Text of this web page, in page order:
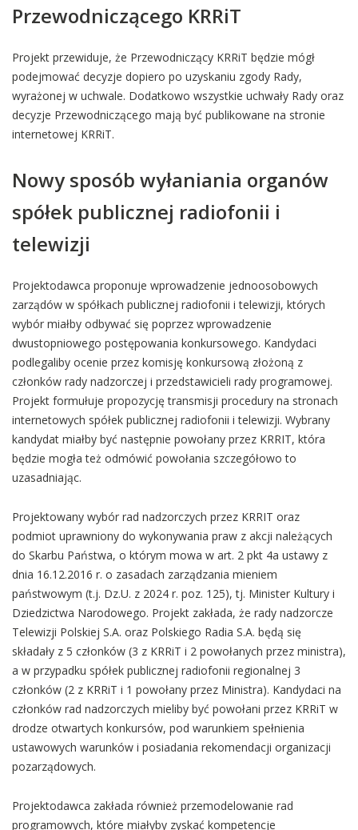
Przewodniczącego KRRiT
Projekt przewiduje, że Przewodniczący KRRiT będzie mógł
podejmować decyzje dopiero po uzyskaniu zgody Rady,
wyrażonej w uchwale. Dodatkowo wszystkie uchwały Rady oraz
decyzje Przewodniczącego mają być publikowane na stronie
internetowej KRRiT.
Nowy sposób wyłaniania organów
spółek publicznej radiofonii i
telewizji
Projektodawca proponuje wprowadzenie jednoosobowych
zarządów w spółkach publicznej radiofonii i telewizji, których
wybór miałby odbywać się poprzez wprowadzenie
dwustopniowego postępowania konkursowego. Kandydaci
podlegaliby ocenie przez komisję konkursową złożoną z
członków rady nadzorczej i przedstawicieli rady programowej.
Projekt formułuje propozycję transmisji procedury na stronach
internetowych spółek publicznej radiofonii i telewizji. Wybrany
kandydat miałby być następnie powołany przez KRRIT, która
będzie mogła też odmówić powołania szczegółowo to
uzasadniając.
Projektowany wybór rad nadzorczych przez KRRIT oraz
podmiot uprawniony do wykonywania praw z akcji należących
do Skarbu Państwa, o którym mowa w art. 2 pkt 4a ustawy z
dnia 16.12.2016 r. o zasadach zarządzania mieniem
państwowym (t.j. Dz.U. z 2024 r. poz. 125), tj. Minister Kultury i
Dziedzictwa Narodowego. Projekt zakłada, że rady nadzorcze
Telewizji Polskiej S.A. oraz Polskiego Radia S.A. będą się
składały z 5 członków (3 z KRRiT i 2 powołanych przez ministra),
a w przypadku spółek publicznej radiofonii regionalnej 3
członków (2 z KRRiT i 1 powołany przez Ministra). Kandydaci na
członków rad nadzorczych mieliby być powołani przez KRRiT w
drodze otwartych konkursów, pod warunkiem spełnienia
ustawowych warunków i posiadania rekomendacji organizacji
pozarządowych.
Projektodawca zakłada również przemodelowanie rad
programowych, które miałyby zyskać kompetencje